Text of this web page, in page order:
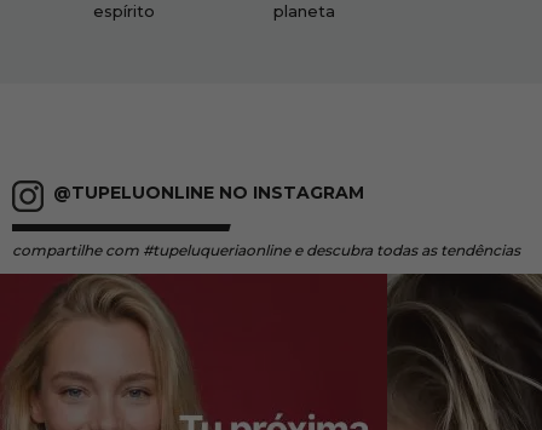
espírito
planeta
@TUPELUONLINE NO INSTAGRAM
compartilhe com #tupeluqueriaonline e descubra todas as tendências